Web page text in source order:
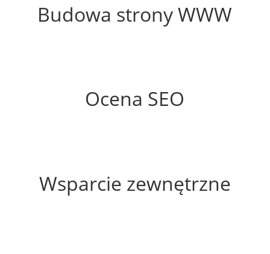
Budowa strony WWW
Ocena SEO
Wsparcie zewnętrzne